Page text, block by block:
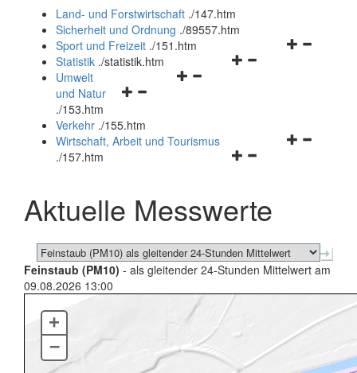
und
schließen
Land- und Forstwirtschaft ./147.htm
Sicherheit und Ordnung ./89557.htm
Navigationsmenü
Sport und Freizeit ./151.htm
Navigationsmenü
Statistik ./statistik.htm
Navigationsmenü
und
schließen
Umwelt
und Natur
./153.htm
Verkehr ./155.htm
Navigationsmenü
schließen
Wirtschaft, Arbeit und Tourismus
./157.htm
Aktuelle Messwerte
Feinstaub (PM10) - als gleitender 24-Stunden Mittelwert am
09.08.2026 13:00
+
–